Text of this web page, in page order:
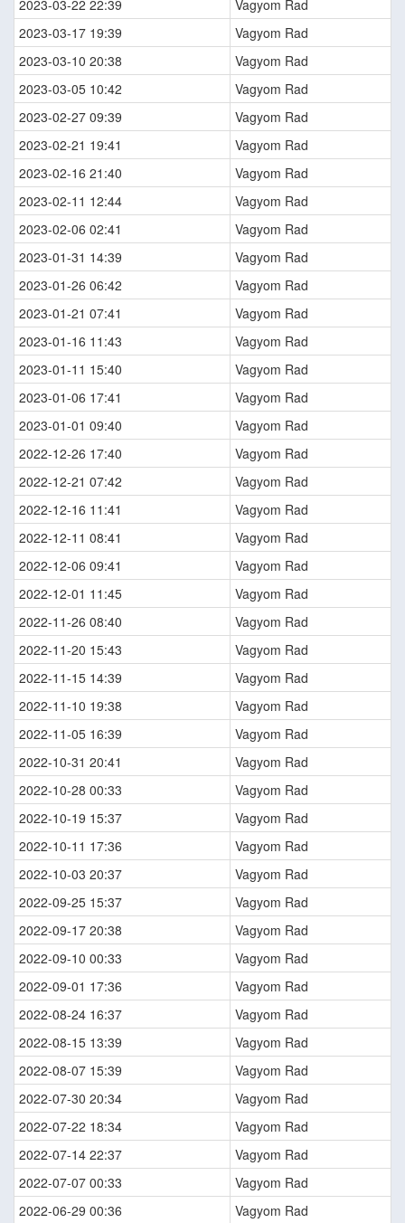
2023-03-22 22:39
Vagyom Rad
2023-03-17 19:39
Vagyom Rad
2023-03-10 20:38
Vagyom Rad
2023-03-05 10:42
Vagyom Rad
2023-02-27 09:39
Vagyom Rad
2023-02-21 19:41
Vagyom Rad
2023-02-16 21:40
Vagyom Rad
2023-02-11 12:44
Vagyom Rad
2023-02-06 02:41
Vagyom Rad
2023-01-31 14:39
Vagyom Rad
2023-01-26 06:42
Vagyom Rad
2023-01-21 07:41
Vagyom Rad
2023-01-16 11:43
Vagyom Rad
2023-01-11 15:40
Vagyom Rad
2023-01-06 17:41
Vagyom Rad
2023-01-01 09:40
Vagyom Rad
2022-12-26 17:40
Vagyom Rad
2022-12-21 07:42
Vagyom Rad
2022-12-16 11:41
Vagyom Rad
2022-12-11 08:41
Vagyom Rad
2022-12-06 09:41
Vagyom Rad
2022-12-01 11:45
Vagyom Rad
2022-11-26 08:40
Vagyom Rad
2022-11-20 15:43
Vagyom Rad
2022-11-15 14:39
Vagyom Rad
2022-11-10 19:38
Vagyom Rad
2022-11-05 16:39
Vagyom Rad
2022-10-31 20:41
Vagyom Rad
2022-10-28 00:33
Vagyom Rad
2022-10-19 15:37
Vagyom Rad
2022-10-11 17:36
Vagyom Rad
2022-10-03 20:37
Vagyom Rad
2022-09-25 15:37
Vagyom Rad
2022-09-17 20:38
Vagyom Rad
2022-09-10 00:33
Vagyom Rad
2022-09-01 17:36
Vagyom Rad
2022-08-24 16:37
Vagyom Rad
2022-08-15 13:39
Vagyom Rad
2022-08-07 15:39
Vagyom Rad
2022-07-30 20:34
Vagyom Rad
2022-07-22 18:34
Vagyom Rad
2022-07-14 22:37
Vagyom Rad
2022-07-07 00:33
Vagyom Rad
2022-06-29 00:36
Vagyom Rad